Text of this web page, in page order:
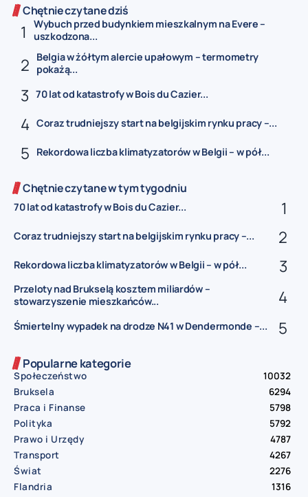
Chętnie czytane dziś
Wybuch przed budynkiem mieszkalnym na Evere –
uszkodzona...
Belgia w żółtym alercie upałowym – termometry
pokażą...
70 lat od katastrofy w Bois du Cazier...
Coraz trudniejszy start na belgijskim rynku pracy –...
Rekordowa liczba klimatyzatorów w Belgii – w pół...
Chętnie czytane w tym tygodniu
70 lat od katastrofy w Bois du Cazier...
Coraz trudniejszy start na belgijskim rynku pracy –...
Rekordowa liczba klimatyzatorów w Belgii – w pół...
Przeloty nad Brukselą kosztem miliardów –
stowarzyszenie mieszkańców...
Śmiertelny wypadek na drodze N41 w Dendermonde –...
Popularne kategorie
Społeczeństwo
10032
Bruksela
6294
Praca i Finanse
5798
Polityka
5792
Prawo i Urzędy
4787
Transport
4267
Świat
2276
Flandria
1316